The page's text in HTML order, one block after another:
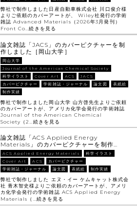
弊社で制作しました日産自動車株式会社 川口俊介様
よりご依頼のカバーアートが、 Wiley社発行の学術
雑誌 Advanced Materials（2026年3月発刊）
Front Co…続きを見る
論文雑誌「JACS」のカバーピクチャーを制
作しました［岡山大学］
岡山大学
Journal of the American Chemical Society
科学イラスト
Cover Art ACS
JACS
カバーピクチャー
学術雑誌・ジャーナル 論文図
表紙絵
制作実績
弊社で制作しました岡山大学 山方啓先生よりご依頼
のカバーアートが、アメリカ化学会発行の学術雑誌
Journal of the American Chemical
Society（2…続きを見る
論文雑誌「ACS Applied Energy
Materials」のカバーピクチャーを制作…
ACS Applied Energy Materials
科学イラスト
Cover Art
ACS
カバーピクチャー
学術雑誌・ジャーナル
論文図 表紙絵 制作実績
弊社で制作しました エヌ・イー ケムキャット株式会
社 青木智史様よりご依頼のカバーアートが、アメリ
カ化学会発行の学術雑誌 ACS Applied Energy
Materials（…続きを見る